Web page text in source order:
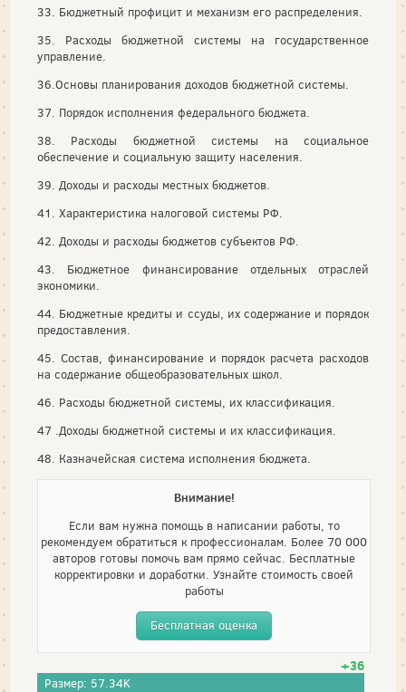
33. Бюджетный профицит и механизм его распределения.
35. Расходы бюджетной системы на государственное
управление.
36.Основы планирования доходов бюджетной системы.
37. Порядок исполнения федерального бюджета.
38. Расходы бюджетной системы на социальное
обеспечение и социальную защиту населения.
39. Доходы и расходы местных бюджетов.
41. Характеристика налоговой системы РФ.
42. Доходы и расходы бюджетов субъектов РФ.
43. Бюджетное финансирование отдельных отраслей
экономики.
44. Бюджетные кредиты и ссуды, их содержание и порядок
предоставления.
45. Состав, финансирование и порядок расчета расходов
на содержание общеобразовательных школ.
46. Расходы бюджетной системы, их классификация.
47 .Доходы бюджетной системы и их классификация.
48. Казначейская система исполнения бюджета.
Внимание!
Если вам нужна помощь в написании работы, то
рекомендуем обратиться к профессионалам. Более 70 000
авторов готовы помочь вам прямо сейчас. Бесплатные
корректировки и доработки. Узнайте стоимость своей
работы
Бесплатная оценка
+36
Размер: 57.34K